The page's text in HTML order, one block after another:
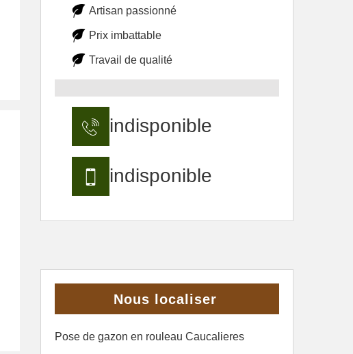
Artisan passionné
Prix imbattable
Travail de qualité
indisponible
indisponible
Nous localiser
Pose de gazon en rouleau Caucalieres